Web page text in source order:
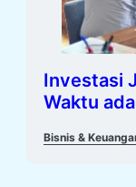
Investasi
Waktu
Bisnis &